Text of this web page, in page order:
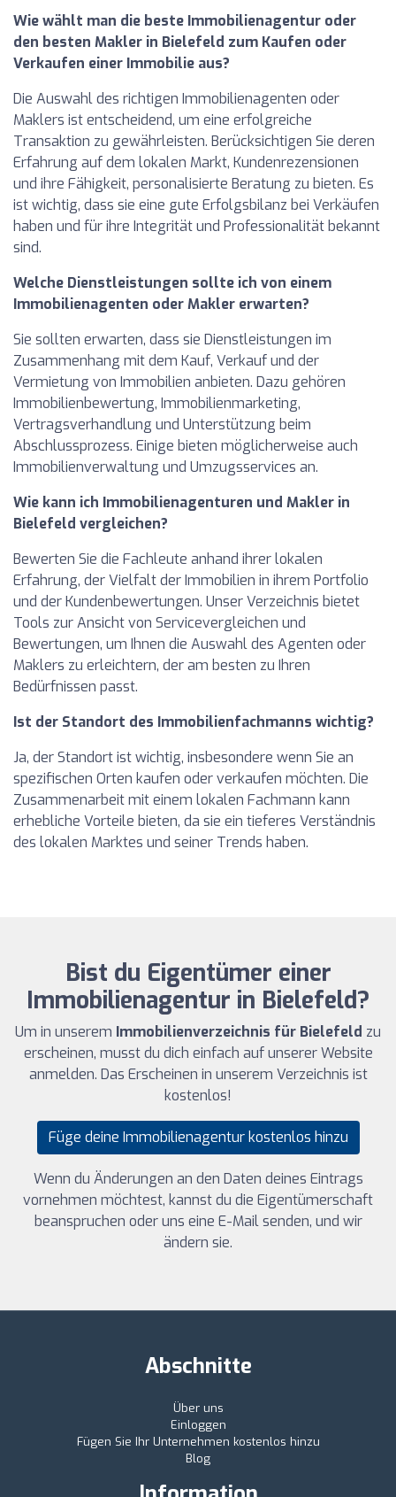
Wie wählt man die beste Immobilienagentur oder
den besten Makler in Bielefeld zum Kaufen oder
Verkaufen einer Immobilie aus?
Die Auswahl des richtigen Immobilienagenten oder
Maklers ist entscheidend, um eine erfolgreiche
Transaktion zu gewährleisten. Berücksichtigen Sie deren
Erfahrung auf dem lokalen Markt, Kundenrezensionen
und ihre Fähigkeit, personalisierte Beratung zu bieten. Es
ist wichtig, dass sie eine gute Erfolgsbilanz bei Verkäufen
haben und für ihre Integrität und Professionalität bekannt
sind.
Welche Dienstleistungen sollte ich von einem
Immobilienagenten oder Makler erwarten?
Sie sollten erwarten, dass sie Dienstleistungen im
Zusammenhang mit dem Kauf, Verkauf und der
Vermietung von Immobilien anbieten. Dazu gehören
Immobilienbewertung, Immobilienmarketing,
Vertragsverhandlung und Unterstützung beim
Abschlussprozess. Einige bieten möglicherweise auch
Immobilienverwaltung und Umzugsservices an.
Wie kann ich Immobilienagenturen und Makler in
Bielefeld vergleichen?
Bewerten Sie die Fachleute anhand ihrer lokalen
Erfahrung, der Vielfalt der Immobilien in ihrem Portfolio
und der Kundenbewertungen. Unser Verzeichnis bietet
Tools zur Ansicht von Servicevergleichen und
Bewertungen, um Ihnen die Auswahl des Agenten oder
Maklers zu erleichtern, der am besten zu Ihren
Bedürfnissen passt.
Ist der Standort des Immobilienfachmanns wichtig?
Ja, der Standort ist wichtig, insbesondere wenn Sie an
spezifischen Orten kaufen oder verkaufen möchten. Die
Zusammenarbeit mit einem lokalen Fachmann kann
erhebliche Vorteile bieten, da sie ein tieferes Verständnis
des lokalen Marktes und seiner Trends haben.
Bist du Eigentümer einer
Immobilienagentur in Bielefeld?
Um in unserem Immobilienverzeichnis für Bielefeld zu
erscheinen, musst du dich einfach auf unserer Website
anmelden. Das Erscheinen in unserem Verzeichnis ist
kostenlos!
Füge deine Immobilienagentur kostenlos hinzu
Wenn du Änderungen an den Daten deines Eintrags
vornehmen möchtest, kannst du die Eigentümerschaft
beanspruchen oder uns eine E-Mail senden, und wir
ändern sie.
Abschnitte
Über uns
Einloggen
Fügen Sie Ihr Unternehmen kostenlos hinzu
Blog